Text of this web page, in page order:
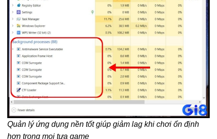
Quản lý ứng dụng nền tốt giúp giảm lag khi chơi ổn định
hơn trong mọi tựa game